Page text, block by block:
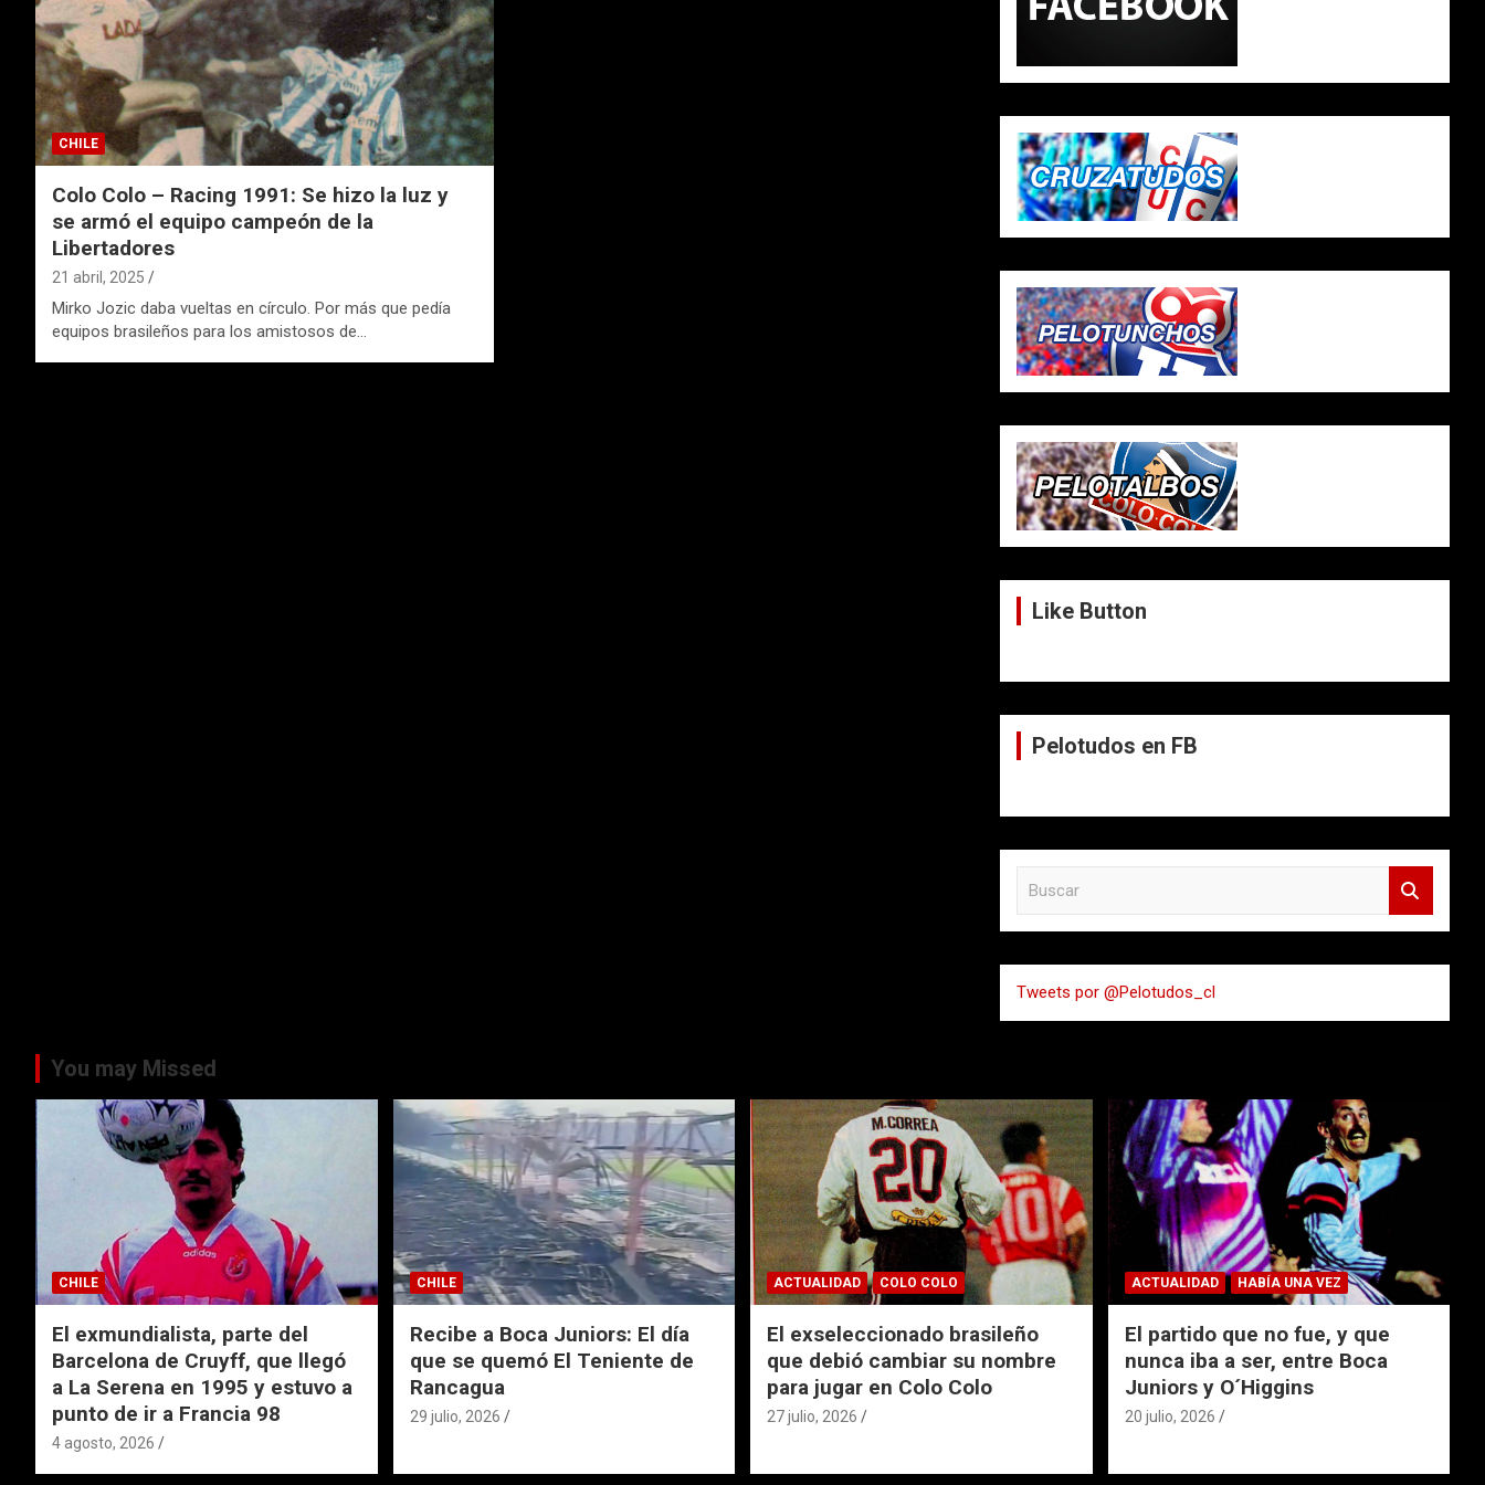
CHILE
Colo Colo – Racing 1991: Se hizo la luz y
se armó el equipo campeón de la
Libertadores
21 abril, 2025
Mirko Jozic daba vueltas en círculo. Por más que pedía
equipos brasileños para los amistosos de…
Like Button
Pelotudos en FB
a
r
Tweets por @Pelotudos_cl
You may Missed
CHILE
El exmundialista, parte del
Barcelona de Cruyff, que llegó
a La Serena en 1995 y estuvo a
punto de ir a Francia 98
4 agosto, 2026
CHILE
Recibe a Boca Juniors: El día
que se quemó El Teniente de
Rancagua
29 julio, 2026
ACTUALIDAD COLO COLO
El exseleccionado brasileño
que debió cambiar su nombre
para jugar en Colo Colo
27 julio, 2026
ACTUALIDAD HABÍA UNA VEZ
El partido que no fue, y que
nunca iba a ser, entre Boca
Juniors y O´Higgins
20 julio, 2026